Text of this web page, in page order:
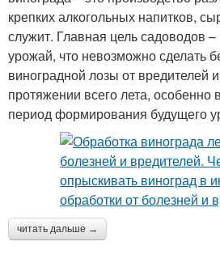
крепких алкогольных напитков,
служит. Главная цель садоводов
урожай, что невозможно сделать
виноградной лозы от вредителей
протяжении всего лета, особенно
период формирования будущего
читать дальше →